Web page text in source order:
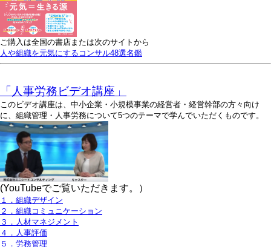
ご購入は全国の書店または次のサイトから
人や組織を元気にするコンサル48選名鑑
「人事労務ビデオ講座」
このビデオ講座は、中小企業・小規模事業の経営者・経営幹部の方々向け
に、組織管理・人事労務について5つのテーマで学んでいただくものです。
(YouTubeでご覧いただきます。）
１．組織デザイン
２．組織コミュニケーション
３．人材マネジメント
４．人事評価
５．労務管理